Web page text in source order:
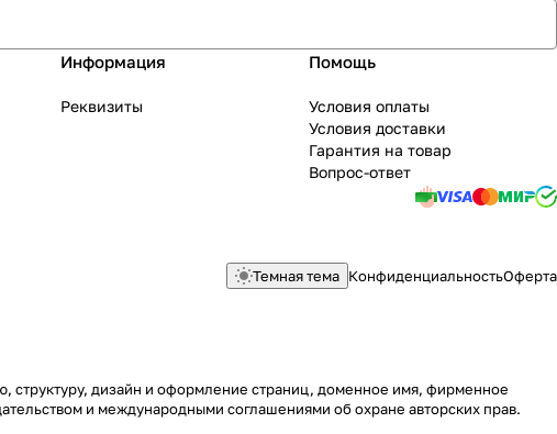
Информация
Реквизиты
Помощь
Условия оплаты
Условия доставки
Гарантия на товар
Вопрос-ответ
Темная тема КонфиденциальностьОферта
структуру, дизайн и оформление страниц, доменное имя, фирменное
и международными соглашениями об охране авторских прав.